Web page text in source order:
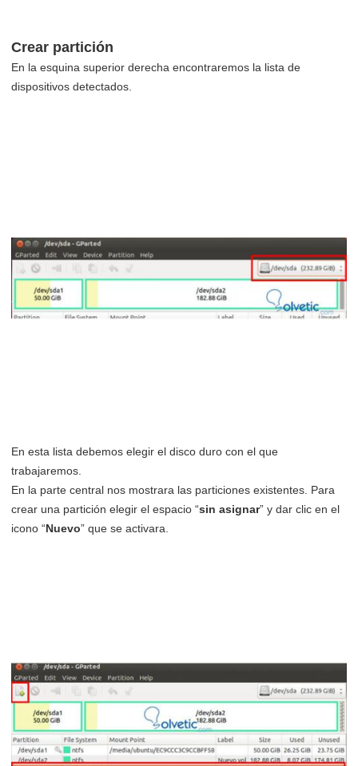
Crear partición
En la esquina superior derecha encontraremos la lista de
dispositivos detectados.
En esta lista debemos elegir el disco duro con el que
trabajaremos.
En la parte central nos mostrara las particiones existentes. Para
crear una partición elegir el espacio “sin asignar” y dar clic en el
icono “Nuevo” que se activara.